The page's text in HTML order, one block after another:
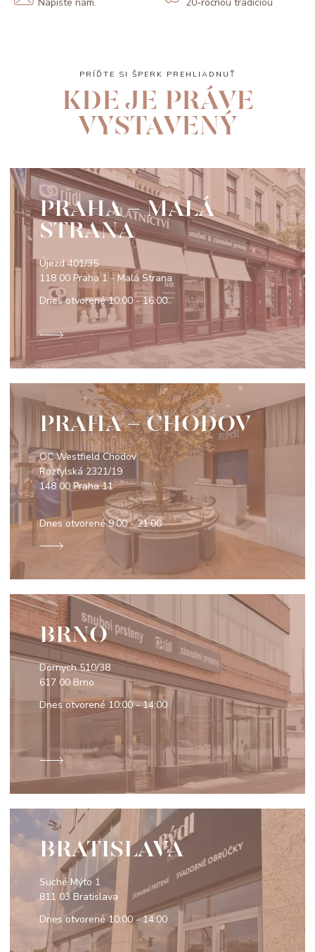
PRÍĎTE SI ŠPERK PREHLIADNUŤ
KDE JE PRÁVE
VYSTAVENÝ
PRAHA - MALÁ
STRANA
Újezd 401/35
118 00 Praha 1 - Malá Strana
Dnes otvorené10:00 - 16:00
PRAHA - CHODOV
OC Westfield Chodov
Roztylská 2321/19
148 00 Praha 11
Dnes otvorené9:00 - 21:00
BRNO
Dornych 510/38
617 00 Brno
Dnes otvorené 10:00 - 14:00
BRATISLAVA
Suché Mýto 1
811 03 Bratislava
Dnes otvorené10:00 - 14:00